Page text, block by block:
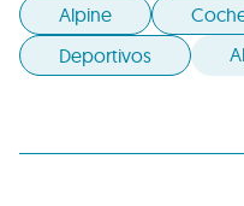
Alpine
Deportivos